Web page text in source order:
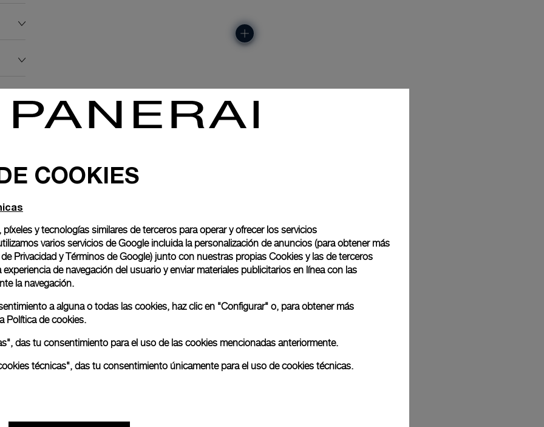
COOKIES
y tecnologías similares de terceros para operar y ofrecer los servicios
varios servicios de Google incluida la personalización de anuncios (para obtener más
Privacidad y Términos de Google) junto con nuestras propias Cookies y las de terceros
de navegación del usuario y enviar materiales publicitarios en línea con las
la navegación.
a alguna o todas las cookies, haz clic en "Configurar" o, para obtener más
Política de cookies.
das tu consentimiento para el uso de las cookies mencionadas anteriormente.
técnicas", das tu consentimiento únicamente para el uso de cookies técnicas.